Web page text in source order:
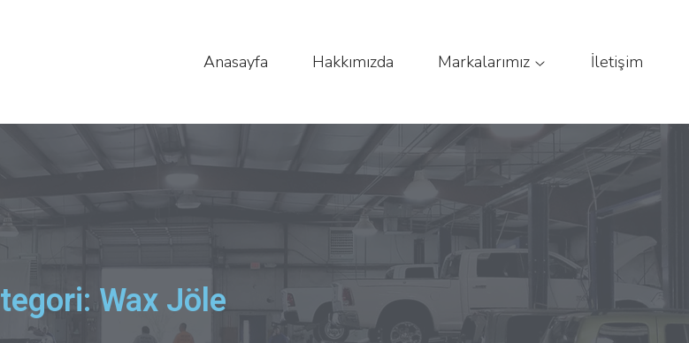
Anasayfa Hakkımızda Markalarımız İletişim
Wax Jöle